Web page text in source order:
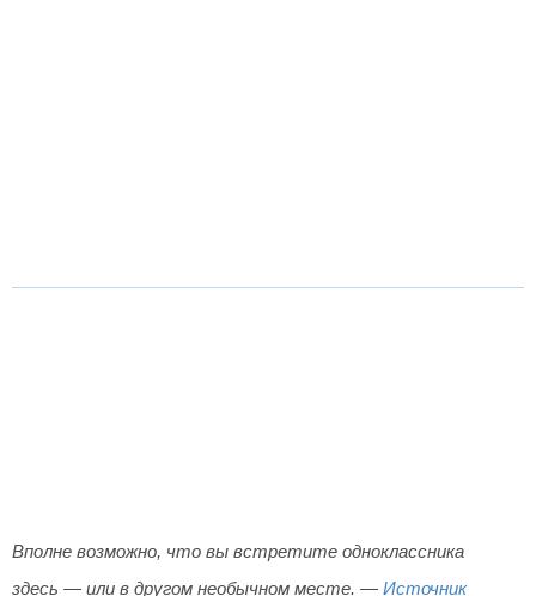
Вполне возможно, что вы встретите одноклассника
здесь — или в другом необычном месте. — Источник